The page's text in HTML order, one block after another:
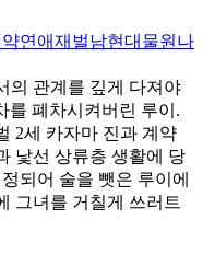
연애재벌남현대물원나
의 관계를 깊게 다져야
를 폐차시켜버린 루이.
2세 카자마 진과 계약
낯선 상류층 생활에 당
되어 술을 뺏은 루이에
그녀를 거칠게 쓰러트